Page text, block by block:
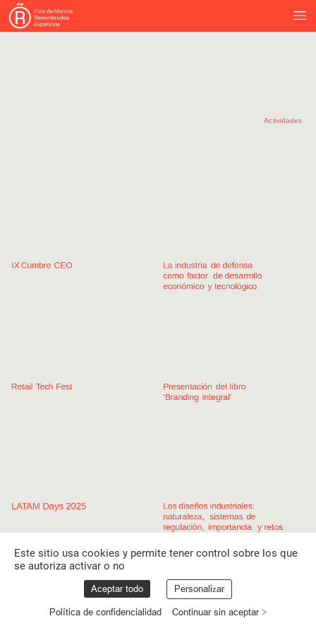
Este sitio usa cookies y permite tener control sobre los que
se autoriza activar o no
Aceptar todo Personalizar
Política de confidencialidad Continuar sin aceptar >
Losdiseños industriales:
naturaleza, sistemas de
regulación, importancia y retos
LATAM Days 2025
Retail Tech Fest Presentación del libro
‘Branding integral’
IX Cumbre CEO La industria de defensa
como factor de desarrollo
económico y tecnológico
Actividades